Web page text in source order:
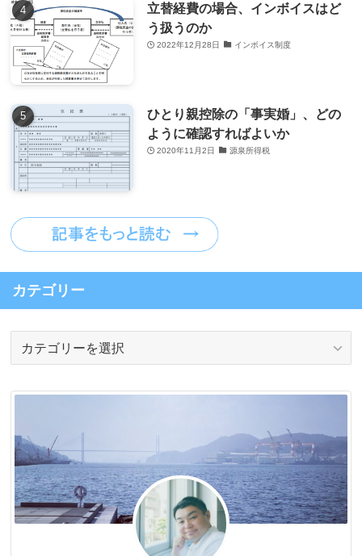
立替経費の場合、インボイスはど
う扱うのか
2022年12月28日 インボイス制度
ひとり親控除の「事実婚」、どの
ように確認すればよいか
2020年11月2日 源泉所得税
カテゴリー
リ